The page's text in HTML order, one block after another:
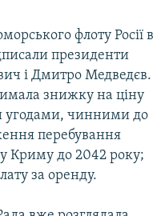
флоту Росії в
президенти
і Дмитро Медведєв.
знижку на ціну
угодами, чинними до
перебування
у Криму до 2042 року;
за оренду.